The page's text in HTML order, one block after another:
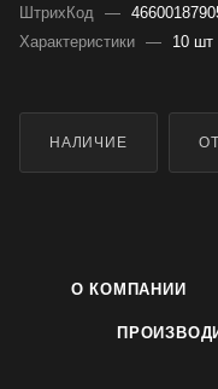
ШтрихКод —
Характеристики — 10 шт
НАЛИЧИЕ
О КОМПАНИИ